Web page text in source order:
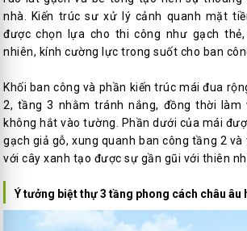
nhà. Kiến trúc sư xử lý cảnh quanh mặt
được chọn lựa cho thi công như gạch
nhiên, kính cường lực trong suốt cho ban
Khối ban công và phần kiến trúc mái đua
2, tầng 3 nhằm tránh nắng, đồng thời làm
không hắt vào tường. Phần dưới của mái
gạch giả gỗ, xung quanh ban công tầng 2
với cây xanh tạo được sự gần gũi với thiên
Ý tưởng biệt thự 3 tầng phong cách châu âu